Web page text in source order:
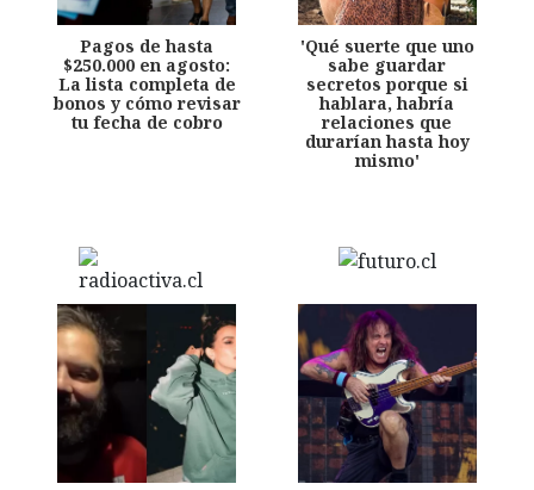
Pagos de hasta
$250.000 en agosto:
La lista completa de
bonos y cómo revisar
tu fecha de cobro
'Qué suerte que uno
sabe guardar
secretos porque si
hablara, habría
relaciones que
durarían hasta hoy
mismo'